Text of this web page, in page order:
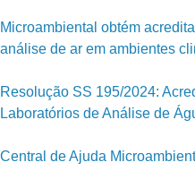
Microambiental obtém
análise de ar em ambientes
Resolução SS 195/2024:
Laboratórios de Análise de
Central de Ajuda